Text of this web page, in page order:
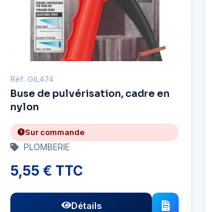
Réf: GIL474
Buse de pulvérisation, cadre en
nylon
Sur commande
PLOMBERIE
5,55 € TTC
Détails